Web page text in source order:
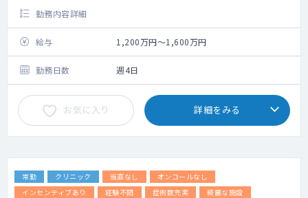
勤務内容詳細
給与 1,200万円～1,600万円
勤務日数 週4日
お気に入り 詳細をみる
常勤 クリニック 当直なし
オンコールなし
インセンティブあり
経験不問 症例数充実
綺麗な施設